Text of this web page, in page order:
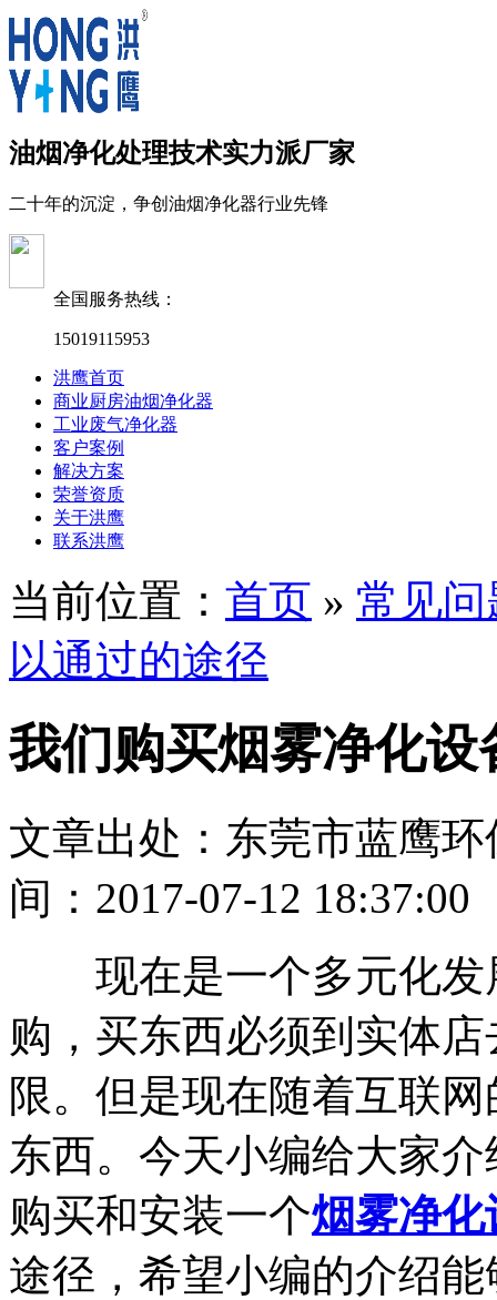
油烟净化处理技术实力派厂家
二十年的沉淀，争创油烟净化器行业先锋
全国服务热线：
15019115953
洪鹰首页
商业厨房油烟净化器
工业废气净化器
客户案例
解决方案
荣誉资质
关于洪鹰
联系洪鹰
当前位置： 首页 » 常见问
以通过的途径
我们购买烟雾净化
文章出处：东莞市蓝鹰
间：2017-07-12 18:37:00
现在是一个多元化发
购，买东西必须到实体
限。但是现在随着互联
东西。今天小编给大家
购买和安装一个烟雾净化
途径，希望小编的介绍